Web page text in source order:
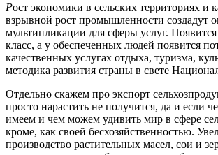
Рост экономики в сельских территориях и
взрывной рост промышленности создадут
мультипликации для сферы услуг.
класс, а у обеспеченных людей появится
качественных услугах отдыха, туризма,
методика развития страны в свете
Отдельно скажем про экспорт
просто нарастить не получится, да и если
имеем и чем можем удивить мир в сфере
кроме, как своей бесхозяйственностью.
производство растительных масел, сои и